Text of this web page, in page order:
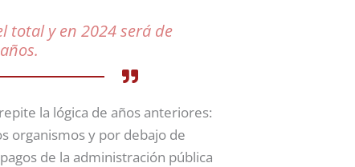
total y en 2024 será de
la lógica de años anteriores:
organismos y por debajo de
de la administración pública